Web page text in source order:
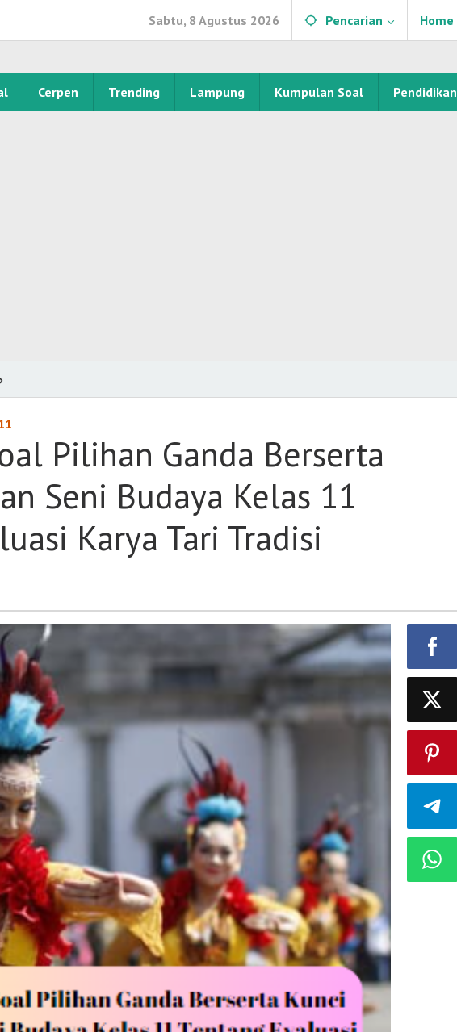
Sabtu, 8 Agustus 2026 Pencarian Home
Cerpen Trending Lampung Kumpulan Soal Pendidikan
Soal
Pilihan
Berserta
Jawaban
Budaya
Kelas
Evaluasi
Karya
Tari
Tradisi
Pilihan Ganda Berserta
Seni Budaya Kelas 11
Karya Tari Tradisi